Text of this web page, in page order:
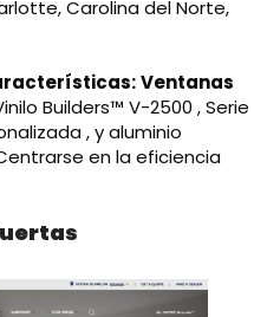
Carolina del Norte,
Ventanas
Builders™ V-2500 , Serie
, y aluminio
en la eficiencia